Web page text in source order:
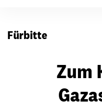
Fürbitte
Zum